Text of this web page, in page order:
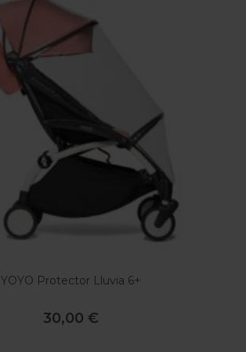
YOYO Protector Lluvia 6+
30,00 €